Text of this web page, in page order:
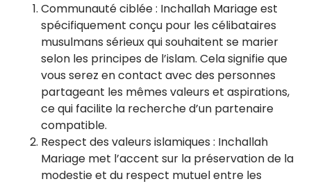
Communauté ciblée : Inchallah Mariage est
spécifiquement conçu pour les célibataires
musulmans sérieux qui souhaitent se marier
selon les principes de l’islam. Cela signifie que
vous serez en contact avec des personnes
partageant les mêmes valeurs et aspirations,
ce qui facilite la recherche d’un partenaire
compatible.
Respect des valeurs islamiques : Inchallah
Mariage met l’accent sur la préservation de la
modestie et du respect mutuel entre les